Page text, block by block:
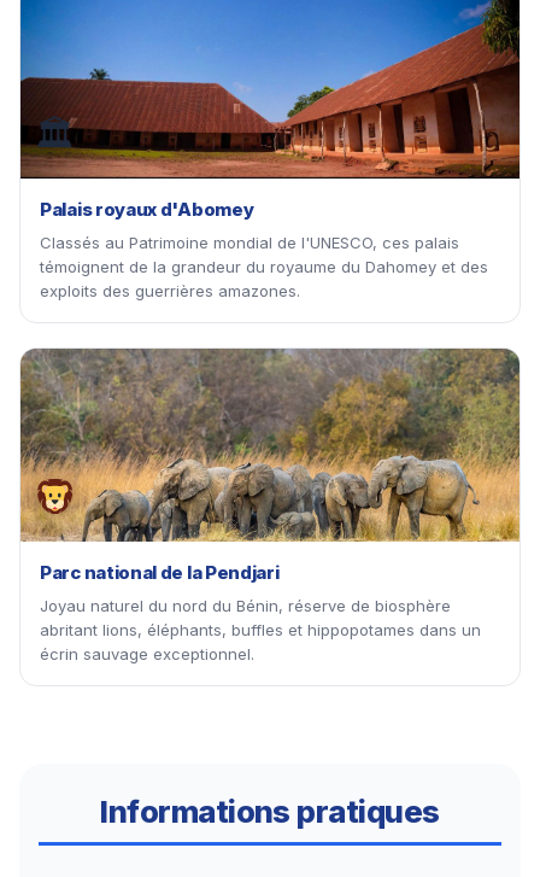
🏛
Palais royaux d'Abomey
Classés au Patrimoine mondial de l'UNESCO, ces palais
témoignent de la grandeur du royaume du Dahomey et des
exploits des guerrières amazones.
Parc national de la Pendjari
Joyau naturel du nord du Bénin, réserve de biosphère
abritant lions, éléphants, buffles et hippopotames dans un
écrin sauvage exceptionnel.
Informations pratiques